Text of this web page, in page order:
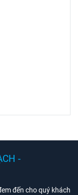
-
đến cho quý khách